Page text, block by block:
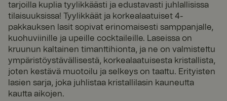
tarjoilla kuplia tyylikkäästi ja edustavasti juhlallisissa
tilaisuuksissa! Tyylikkäät ja korkealaatuiset 4-
pakkauksen lasit sopivat erinomaisesti samppanjalle,
kuohuviinille ja upeille cocktaileille. Laseissa on
kruunun kaltainen timanttihionta, ja ne on valmistettu
ympäristöystävällisestä, korkealaatuisesta kristallista,
joten kestävä muotoilu ja selkeys on taattu. Erityisten
lasien sarja, joka juhlistaa kristallilasin kauneutta
kautta aikojen.